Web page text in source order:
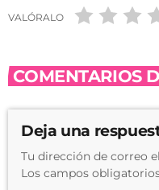
VALÓRALO
COMENTARIOS
Deja una
Tu dirección de correo
Los campos